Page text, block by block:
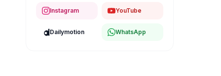
Instagram YouTube
Dailymotion WhatsApp